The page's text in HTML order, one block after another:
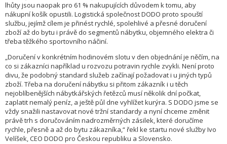
lhůty jsou naopak pro 61 % nakupujících důvodem k tomu, aby
nákupní košík opustili. Logistická společnost DODO proto spouští
službu, jejímž cílem je přinést rychlé, spolehlivé a přesné doručení
zboží až do bytu i právě do segmentů nábytku, objemného elektra či
třeba těžkého sportovního náčiní.
„Doručení v konkrétním hodinovém slotu v den objednání je něčím, na
co si zákazníci například u rozvozu potravin rychle zvykli. Není proto
divu, že podobný standard služeb začínají požadovat i u jiných typů
zboží. Třeba na doručení nábytku si přitom zákazník i u těch
nejoblíbenějších nábytkářských řetězců musí několik dní počkat,
zaplatit nemalý peníz, a ještě půl dne vyhlížet kurýra. S DODO jsme se
vždy snažili nastavovat nové tržní standardy a nyní chceme změnit
právě trh s doručováním nadrozměrných zásilek, které doručíme
rychle, přesně a až do bytu zákazníka,“ řekl ke startu nové služby Ivo
Velíšek, CEO DODO pro Českou republiku a Slovensko.